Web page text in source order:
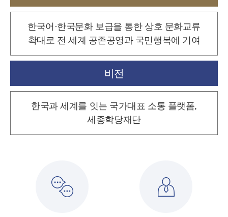
한국어·한국문화 보급을 통한 상호 문화교류
확대로 전 세계 공존공영과 국민행복에 기여
비전
한국과 세계를 잇는 국가대표 소통 플랫폼,
세종학당재단